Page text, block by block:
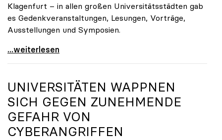
Klagenfurt – in allen großen Universitätsstädten gab
es Gedenkveranstaltungen, Lesungen, Vorträge,
Ausstellungen und Symposien.
uniko-Präsidentin Brigitte Hütter zu Gedenkjahr:
...weiterlesen
UNIVERSITÄTEN WAPPNEN
SICH GEGEN ZUNEHMENDE
GEFAHR VON
CYBERANGRIFFEN